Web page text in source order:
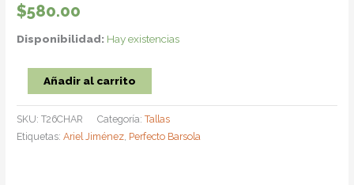
$580.00
Disponibilidad: Hay existencias
Cola
Pintada
cantidad
Añadir al carrito
SKU:T26CHAR Categoría:Tallas
Etiquetas:Ariel Jiménez Perfecto Barsola